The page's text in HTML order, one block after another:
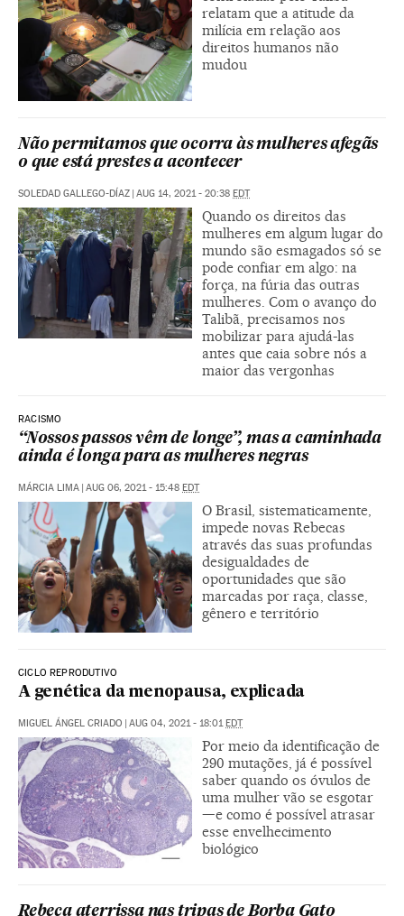
relatam que a atitude da
milícia em relação aos
direitos humanos não
mudou
Não permitamos que ocorra às mulheres afegãs
o que está prestes a acontecer
SOLEDAD GALLEGO-DÍAZ | AUG 14, 2021 - 20:38 EDT
Quando os direitos das
mulheres em algum lugar do
mundo são esmagados só se
pode confiar em algo: na
força, na fúria das outras
mulheres. Com o avanço do
Talibã, precisamos nos
mobilizar para ajudá-las
antes que caia sobre nós a
maior das vergonhas
RACISMO
“Nossos passos vêm de longe”, mas a caminhada
ainda é longa para as mulheres negras
MÁRCIA LIMA | AUG 06, 2021 - 15:48 EDT
O Brasil, sistematicamente,
impede novas Rebecas
através das suas profundas
desigualdades de
oportunidades que são
marcadas por raça, classe,
gênero e território
CICLO REPRODUTIVO
A genética da menopausa, explicada
MIGUEL ÁNGEL CRIADO | AUG 04, 2021 - 18:01 EDT
Por meio da identificação de
290 mutações, já é possível
saber quando os óvulos de
uma mulher vão se esgotar
—e como é possível atrasar
esse envelhecimento
biológico
Rebeca aterrissa nas tripas de Borba Gato